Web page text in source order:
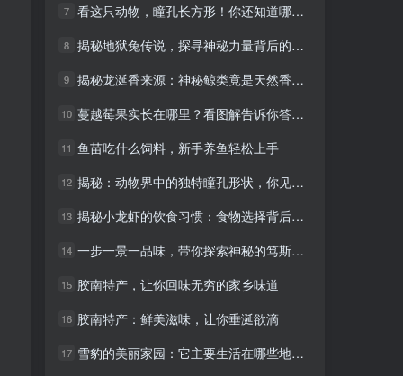
7 看这只动物，瞳孔长方形！你还知道哪些动物？
8 揭秘地狱兔传说，探寻神秘力量背后的真相！
9 揭秘龙涎香来源：神秘鲸类竟是天然香料制造者
10 蔓越莓果实长在哪里？看图解告诉你答案！
11 鱼苗吃什么饲料，新手养鱼轻松上手
12 揭秘：动物界中的独特瞳孔形状，你见过几种？
13 揭秘小龙虾的饮食习惯：食物选择背后的奥秘！
14 一步一景一品味，带你探索神秘的笃斯产地
15 胶南特产，让你回味无穷的家乡味道
16 胶南特产：鲜美滋味，让你垂涎欲滴
17 雪豹的美丽家园：它主要生活在哪些地区？
7 看这只动物，瞳孔长方形！你还知道哪些动物？
8 揭秘地狱兔传说，探寻神秘力量背后的真相！
9 揭秘龙涎香来源：神秘鲸类竟是天然香料制造者
10 蔓越莓果实长在哪里？看图解告诉你答案！
11 鱼苗吃什么饲料，新手养鱼轻松上手
12 揭秘：动物界中的独特瞳孔形状，你见过几种？
13 揭秘小龙虾的饮食习惯：食物选择背后的奥秘！
14 一步一景一品味，带你探索神秘的笃斯产地
15 胶南特产，让你回味无穷的家乡味道
16 胶南特产：鲜美滋味，让你垂涎欲滴
17 雪豹的美丽家园：它主要生活在哪些地区？